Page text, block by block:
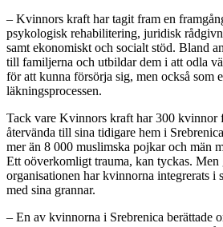
– Kvinnors kraft har tagit fram en
psykologisk rehabilitering, juridisk
samt ekonomiskt och socialt stöd. Bland
till familjerna och utbildar dem i att odla
för att kunna försörja sig, men också som
läkningsprocessen.
Tack vare Kvinnors kraft har 300 kvinnor
återvända till sina tidigare hem i
mer än 8 000 muslimska pojkar och män
Ett oöverkomligt trauma, kan tyckas. Men
organisationen har kvinnorna integrerats i
med sina grannar.
– En av kvinnorna i Srebrenica berättade